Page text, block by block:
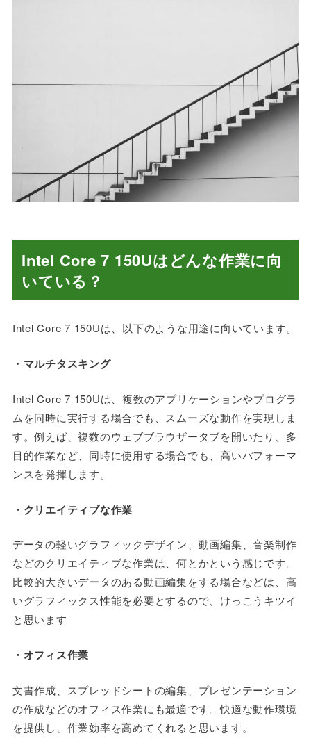
Intel Core 7 150Uはどんな作業に向
いている？
Intel Core 7 150Uは、以下のような用途に向いています。
・ マルチタスキング
Intel Core 7 150Uは、複数のアプリケーションやプログラ
ムを同時に実行する場合でも、スムーズな動作を実現しま
す。例えば、複数のウェブブラウザータブを開いたり、多
目的作業など、同時に使用する場合でも、高いパフォーマ
ンスを発揮します。
・クリエイティブな作業
データの軽いグラフィックデザイン、動画編集、音楽制作
などのクリエイティブな作業は、何とかという感じです。
比較的大きいデータのある動画編集をする場合などは、高
いグラフィックス性能を必要とするので、けっこうキツイ
と思います
・オフィス作業
文書作成、スプレッドシートの編集、プレゼンテーション
の作成などのオフィス作業にも最適です。快適な動作環境
を提供し、作業効率を高めてくれると思います。